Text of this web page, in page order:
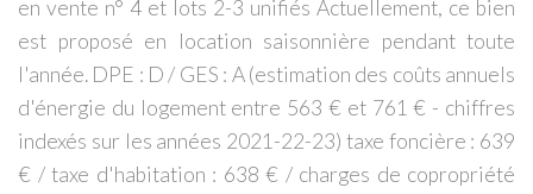
en vente n° 4 et lots 2-3 unifiés Actuellement, ce bien
est proposé en location saisonnière pendant toute
l'année. DPE : D / GES : A (estimation des coûts annuels
d'énergie du logement entre 563 € et 761 € - chiffres
indexés sur les années 2021-22-23) taxe foncière : 639
€ / taxe d'habitation : 638 € / charges de copropriété